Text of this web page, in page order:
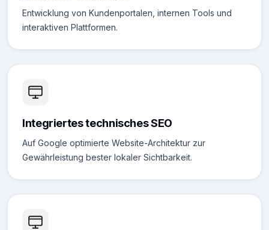
Entwicklung von Kundenportalen, internen Tools und
interaktiven Plattformen.
Integriertes technisches SEO
Auf Google optimierte Website-Architektur zur
Gewährleistung bester lokaler Sichtbarkeit.